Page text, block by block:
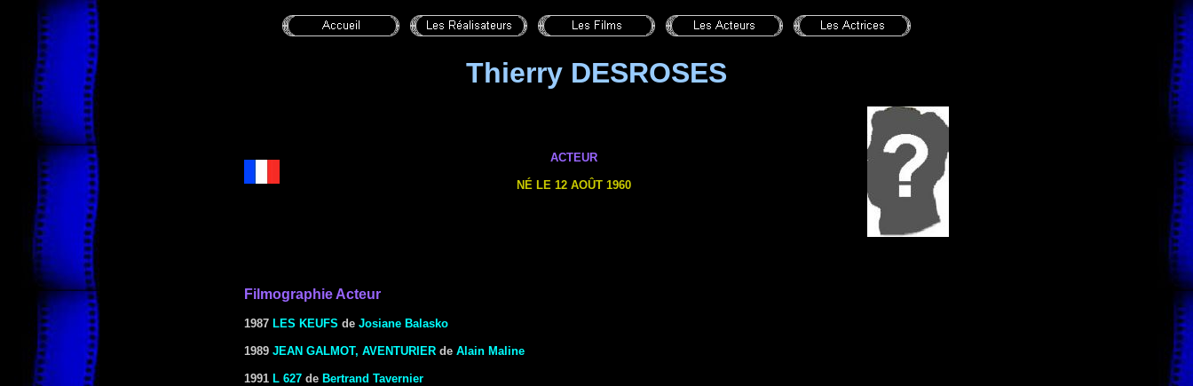
Thierry DESROSES
ACTEUR
NÉ LE 12 AOÛT 1960
Filmographie Acteur
1987 LES KEUFS de Josiane Balasko
1989 JEAN GALMOT, AVENTURIER de Alain Maline
1991 L 627 de Bertrand Tavernier